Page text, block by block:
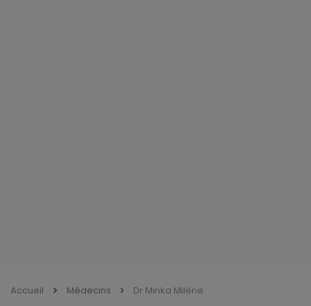
Accueil Médecins Dr Minka Milène